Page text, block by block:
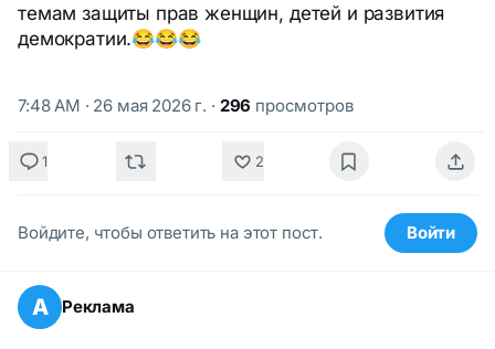
темам защиты прав женщин, детей и развития
демократии.😂😂😂
7:48 AM · 26 мая 2026 г. · 296 просмотров
1 2
Войдите, чтобы ответить на этот пост. Войти
А Реклама